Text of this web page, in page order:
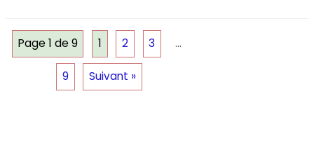
Page 1 de 9 1 2 3 …
9 Suivant »